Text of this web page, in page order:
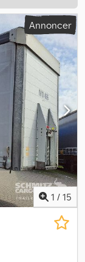
Annoncer
1 / 15